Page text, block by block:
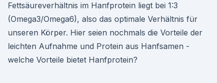
Fettsäureverhältnis im Hanfprotein liegt bei 1:3
(Omega3/Omega6), also das optimale Verhältnis für
unseren Körper. Hier seien nochmals die Vorteile der
leichten Aufnahme und Protein aus Hanfsamen -
welche Vorteile bietet Hanfprotein?